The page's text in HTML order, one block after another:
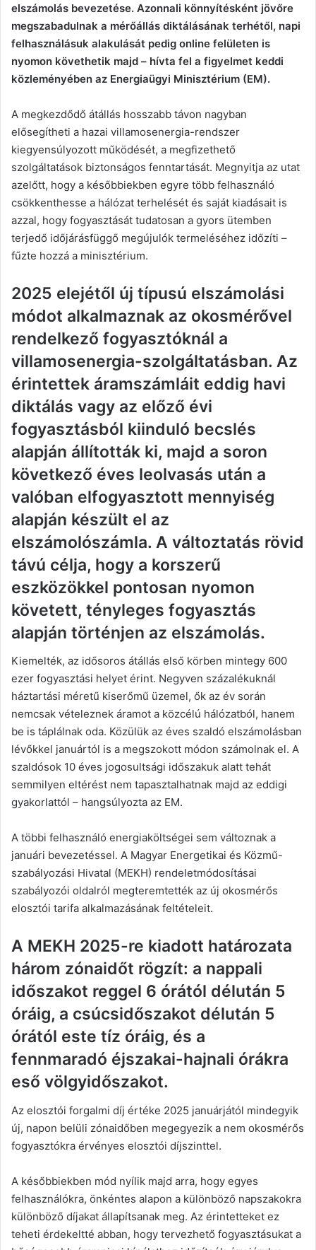
elszámolás bevezetése. Azonnali könnyítésként jövőre
megszabadulnak a mérőállás diktálásának terhétől, napi
felhasználásuk alakulását pedig online felületen is
nyomon követhetik majd – hívta fel a figyelmet keddi
közleményében az Energiaügyi Minisztérium (EM).
A megkezdődő átállás hosszabb távon nagyban
elősegítheti a hazai villamosenergia-rendszer
kiegyensúlyozott működését, a megfizethető
szolgáltatások biztonságos fenntartását. Megnyitja az utat
azelőtt, hogy a későbbiekben egyre több felhasználó
csökkenthesse a hálózat terhelését és saját kiadásait is
azzal, hogy fogyasztását tudatosan a gyors ütemben
terjedő időjárásfüggő megújulók termeléséhez időzíti –
fűzte hozzá a minisztérium.
2025 elejétől új típusú elszámolási
módot alkalmaznak az okosmérővel
rendelkező fogyasztóknál a
villamosenergia-szolgáltatásban. Az
érintettek áramszámláit eddig havi
diktálás vagy az előző évi
fogyasztásból kiinduló becslés
alapján állították ki, majd a soron
következő éves leolvasás után a
valóban elfogyasztott mennyiség
alapján készült el az
elszámolószámla. A változtatás rövid
távú célja, hogy a korszerű
eszközökkel pontosan nyomon
követett, tényleges fogyasztás
alapján történjen az elszámolás.
Kiemelték, az idősoros átállás első körben mintegy 600
ezer fogyasztási helyet érint. Negyven százalékuknál
háztartási méretű kiserőmű üzemel, ők az év során
nemcsak vételeznek áramot a közcélú hálózatból, hanem
be is táplálnak oda. Közülük az éves szaldó elszámolásban
lévőkkel januártól is a megszokott módon számolnak el. A
szaldósok 10 éves jogosultsági időszakuk alatt tehát
semmilyen eltérést nem tapasztalhatnak majd az eddigi
gyakorlattól – hangsúlyozta az EM.
A többi felhasználó energiaköltségei sem változnak a
januári bevezetéssel. A Magyar Energetikai és Közmű-
szabályozási Hivatal (MEKH) rendeletmódosításai
szabályozói oldalról megteremtették az új okosmérős
elosztói tarifa alkalmazásának feltételeit.
A MEKH 2025-re kiadott határozata
három zónaidőt rögzít: a nappali
időszakot reggel 6 órától délután 5
óráig, a csúcsidőszakot délután 5
órától este tíz óráig, és a
fennmaradó éjszakai-hajnali órákra
eső völgyidőszakot.
Az elosztói forgalmi díj értéke 2025 januárjától mindegyik
új, napon belüli zónaidőben megegyezik a nem okosmérős
fogyasztókra érvényes elosztói díjszinttel.
A későbbiekben mód nyílik majd arra, hogy egyes
felhasználókra, önkéntes alapon a különböző napszakokra
különböző díjakat állapítsanak meg. Az érintetteket ez
teheti érdekeltté abban, hogy tervezhető fogyasztásukat a